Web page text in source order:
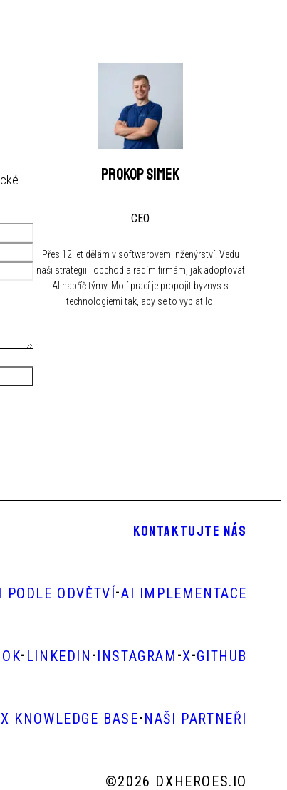
Prokop Simek
CEO
Přes 12 let dělám v softwarovém inženýrství. Vedu
naši strategii i obchod a radím firmám, jak adoptovat
AI napříč týmy. Mojí prací je propojit byznys s
technologiemi tak, aby se to vyplatilo.
KONTAKTUJTE NÁS
PODLE ODVĚTVÍ-AI IMPLEMENTACE
- LINKEDIN -INSTAGRAM -X-GITHUB
KNOWLEDGE BASE-NAŠI PARTNEŘI
©2026 DXHEROES.IO